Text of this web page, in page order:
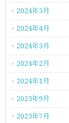
2024年5月
2024年4月
2024年3月
2024年2月
2024年1月
2023年9月
2023年7月